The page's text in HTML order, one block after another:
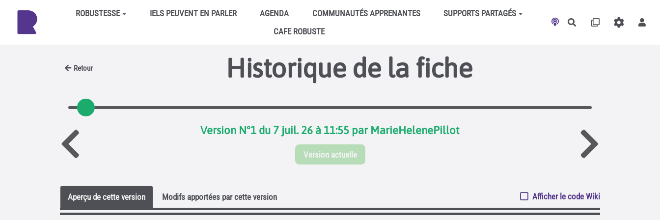
Aller au contenu principalROBUSTESSE IELS PEUVENT EN PARLER AGENDA COMMUNAUTÉS APPRENANTES
SUPPORTS PARTAGÉS
CAFE ROBUSTE
Rechercher
Retour Historique de la fiche
Version N°1 du 7 juil. 26 à 11:55 par MarieHelenePillot
Version actuelle
Aperçu de cette version Modifs apportées par cette version Afficher le code Wiki